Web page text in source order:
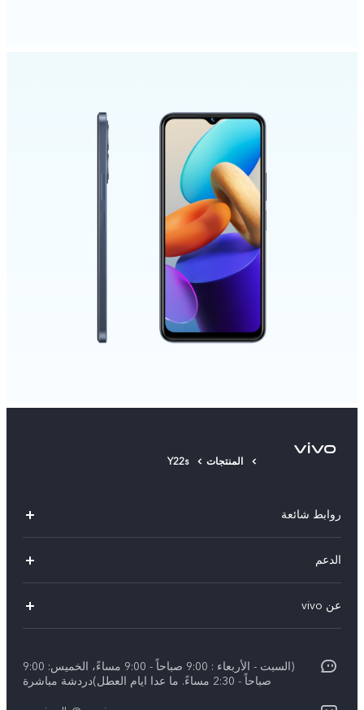
المنتجات Y22s
روابط شائعة
V29 Lite
Y27s
الدعم
مركز خدمات
Funtouch OS
عن vivo
الأخبار
الإشعارات القانونية
(السبت - الأربعاء : 9:00 صباحاً - 9:00 مساءً، الخميس: 9:00
صباحاً - 2:30 مساءً. ما عدا ايام العطل)دردشة مباشرة